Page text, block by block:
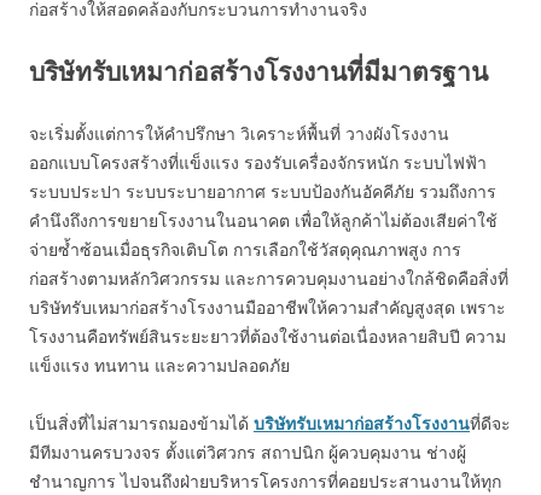
ก่อสร้างให้สอดคล้องกับกระบวนการทำงานจริง
บริษัทรับเหมาก่อสร้างโรงงานที่มีมาตรฐาน
จะเริ่มตั้งแต่การให้คำปรึกษา วิเคราะห์พื้นที่ วางผังโรงงาน
ออกแบบโครงสร้างที่แข็งแรง รองรับเครื่องจักรหนัก ระบบไฟฟ้า
ระบบประปา ระบบระบายอากาศ ระบบป้องกันอัคคีภัย รวมถึงการ
คำนึงถึงการขยายโรงงานในอนาคต เพื่อให้ลูกค้าไม่ต้องเสียค่าใช้
จ่ายซ้ำซ้อนเมื่อธุรกิจเติบโต การเลือกใช้วัสดุคุณภาพสูง การ
ก่อสร้างตามหลักวิศวกรรม และการควบคุมงานอย่างใกล้ชิดคือสิ่งที่
บริษัทรับเหมาก่อสร้างโรงงานมืออาชีพให้ความสำคัญสูงสุด เพราะ
โรงงานคือทรัพย์สินระยะยาวที่ต้องใช้งานต่อเนื่องหลายสิบปี ความ
แข็งแรง ทนทาน และความปลอดภัย
เป็นสิ่งที่ไม่สามารถมองข้ามได้ บริษัทรับเหมาก่อสร้างโรงงานที่ดีจะ
มีทีมงานครบวงจร ตั้งแต่วิศวกร สถาปนิก ผู้ควบคุมงาน ช่างผู้
ชำนาญการ ไปจนถึงฝ่ายบริหารโครงการที่คอยประสานงานให้ทุก